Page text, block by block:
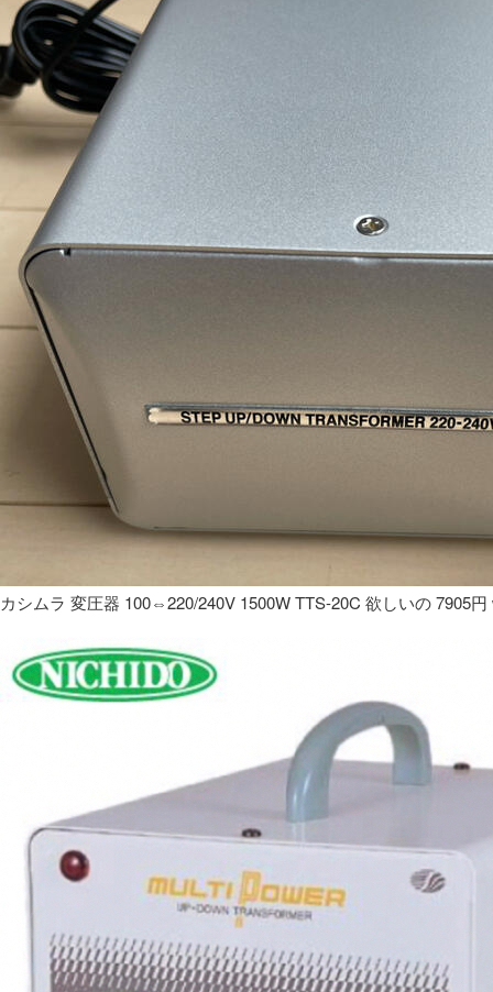
カシムラ 変圧器 100⇔220/240V 1500W TTS-20C 欲しいの 7905円